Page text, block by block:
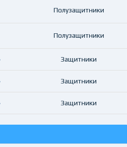
Полузащитники
Полузащитники
Защитники
Защитники
Защитники